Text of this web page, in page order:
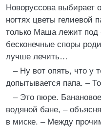
Новоруссова выбирает
ногтях цветы гелиевой
только Маша лежит
бесконечные споры
лучше лечить…
– Ну вот опять, что у
допытывается папа. –
– Это пюре.
водяной бане, –
в миске. – Между